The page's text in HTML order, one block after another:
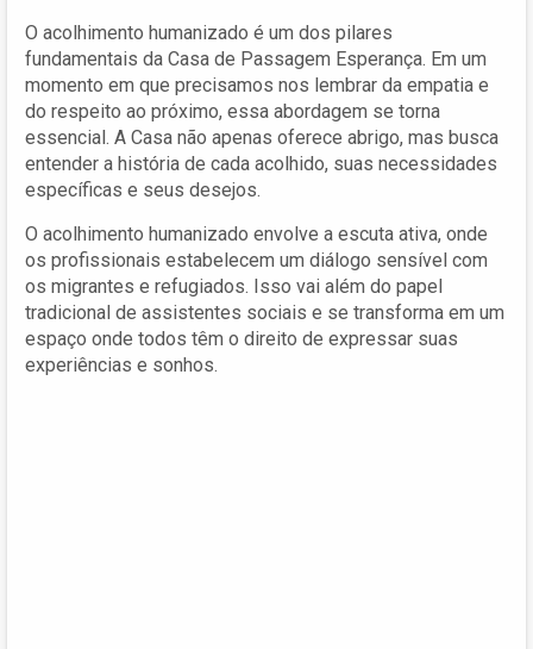
O acolhimento humanizado é um dos pilares
fundamentais da Casa de Passagem Esperança. Em um
momento em que precisamos nos lembrar da empatia e
do respeito ao próximo, essa abordagem se torna
essencial. A Casa não apenas oferece abrigo, mas busca
entender a história de cada acolhido, suas necessidades
específicas e seus desejos.
O acolhimento humanizado envolve a escuta ativa, onde
os profissionais estabelecem um diálogo sensível com
os migrantes e refugiados. Isso vai além do papel
tradicional de assistentes sociais e se transforma em um
espaço onde todos têm o direito de expressar suas
experiências e sonhos.